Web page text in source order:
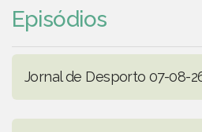
Episódios
Jornal de Desporto 07-08-